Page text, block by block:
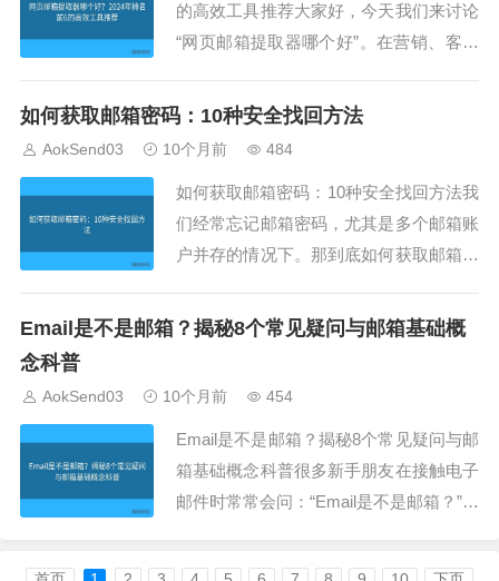
的高效工具推荐大家好，今天我们来讨论
“网页邮箱提取器哪个好”。在营销、客户
器成为了必备工具。正确选择一个高效、
推荐2024年排名前6的高效网页邮箱提取
器...
如何获取邮箱密码：10种安全找回方法
AokSend03 10个月前 484
如何获取邮箱密码：10种安全找回方法我
们经常忘记邮箱密码，尤其是多个邮箱账
户并存的情况下。那到底如何获取邮箱密
最实用的邮箱密码找回方法，让你在最短
号，可以通过短信验证找回密码。Aok...
Email是不是邮箱？揭秘8个常见疑问与邮箱基础概
念科普
AokSend03 10个月前 454
Email是不是邮箱？揭秘8个常见疑问与邮
箱基础概念科普很多新手朋友在接触电子
邮件时常常会问：“Email是不是邮箱？”实
是现代办公和沟通中不可或缺的工具。今